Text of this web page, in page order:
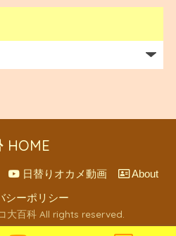
HOME
日替りオカメ動画 About
シーポリシー
大百科 All rights reserved.